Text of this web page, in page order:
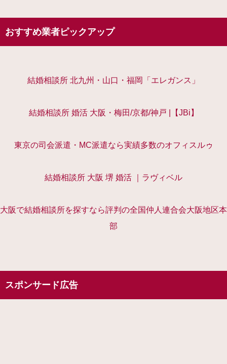
おすすめ業者ピックアップ
結婚相談所 北九州・山口・福岡「エレガンス」
結婚相談所 婚活 大阪・梅田/京都/神戸 |【JBi】
東京の司会派遣・MC派遣なら実績多数のオフィスルゥ
結婚相談所 大阪 堺 婚活 ｜ラヴィベル
大阪で結婚相談所を探すなら評判の全国仲人連合会大阪地区本
部
スポンサード広告